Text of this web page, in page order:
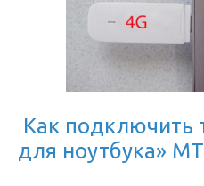
Как подключить
для ноутбука»